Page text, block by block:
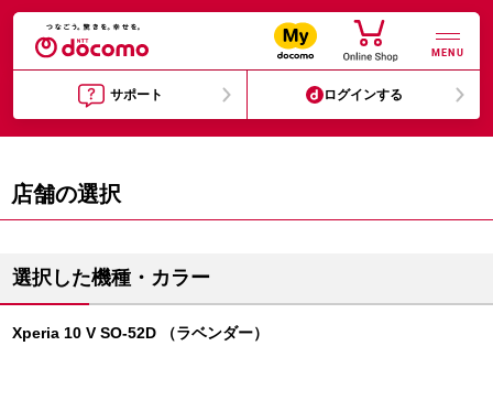
MENU
サポート ログインする
店舗の選択
選択した機種・カラー
Xperia 10 V SO-52D （ラベンダー）